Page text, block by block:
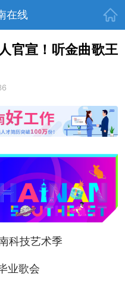
在线
官宣！听金曲歌王
技艺术季
歌会